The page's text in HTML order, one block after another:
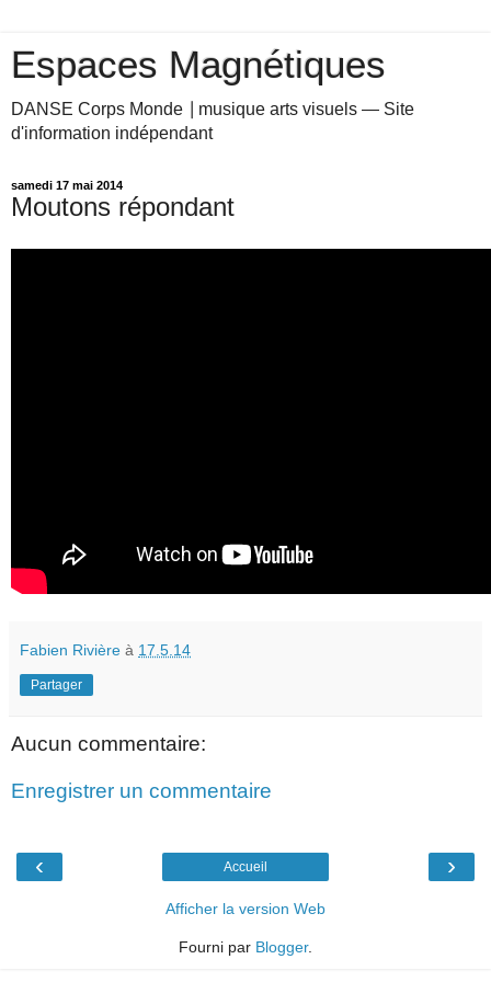
Espaces Magnétiques
DANSE Corps Monde ⎥ musique arts visuels — Site
d'information indépendant
samedi 17 mai 2014
Moutons répondant
Fabien Rivière à 17.5.14
Partager
Aucun commentaire:
Enregistrer un commentaire
‹ ›
Accueil
Afficher la version Web
Fourni par Blogger.